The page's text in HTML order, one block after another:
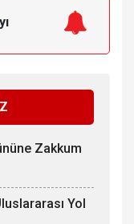
Zakkum
Yol